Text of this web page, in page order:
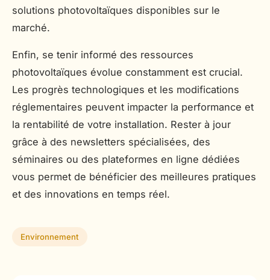
solutions photovoltaïques disponibles sur le
marché.
Enfin, se tenir informé des ressources
photovoltaïques évolue constamment est crucial.
Les progrès technologiques et les modifications
réglementaires peuvent impacter la performance et
la rentabilité de votre installation. Rester à jour
grâce à des newsletters spécialisées, des
séminaires ou des plateformes en ligne dédiées
vous permet de bénéficier des meilleures pratiques
et des innovations en temps réel.
Environnement